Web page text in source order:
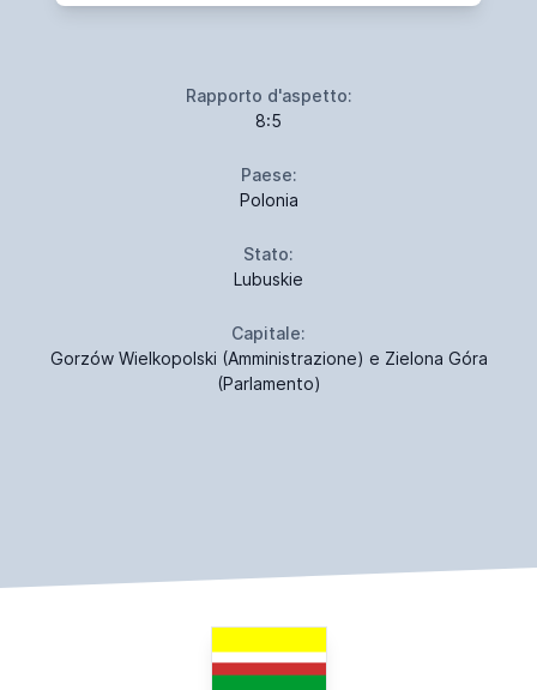
Rapporto d'aspetto:
8:5
Paese:
Polonia
Stato:
Lubuskie
Capitale:
Gorzów Wielkopolski (Amministrazione) e Zielona Góra
(Parlamento)